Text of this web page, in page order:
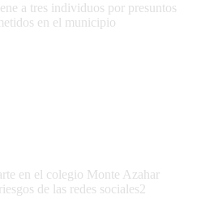
a tres individuos por presuntos
en el municipio
en el colegio Monte Azahar
de las redes sociales2